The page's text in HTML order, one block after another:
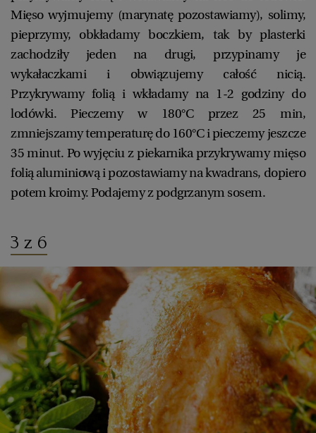
Mięso wyjmujemy (marynatę pozostawiamy), solimy,
pieprzymy, obkładamy boczkiem, tak by plasterki
zachodziły jeden na drugi, przypinamy je
wykałaczkami i obwiązujemy całość nicią.
Przykrywamy folią i wkładamy na 1-2 godziny do
lodówki. Pieczemy w 180°C przez 25 min,
zmniejszamy temperaturę do 160°C i pieczemy jeszcze
35 minut. Po wyjęciu z piekarnika przykrywamy mięso
folią aluminiową i pozostawiamy na kwadrans, dopiero
potem kroimy. Podajemy z podgrzanym sosem.
3 z 6